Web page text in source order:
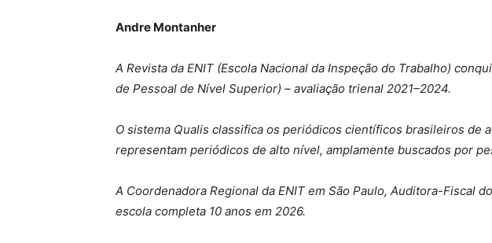
Andre Montanher
A Revista da ENIT (Escola Nacional da Inspeção do Trabalho)
de Pessoal de Nível Superior) – avaliação trienal 2021–2024.
O sistema Qualis classifica os periódicos científicos brasileiros de
representam periódicos de alto nível, amplamente buscados por
A Coordenadora Regional da ENIT em São Paulo, Auditora-Fiscal
escola completa 10 anos em 2026.